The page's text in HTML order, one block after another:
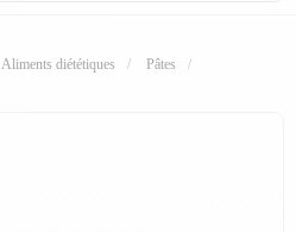
Aliments diététiques
Pâtes